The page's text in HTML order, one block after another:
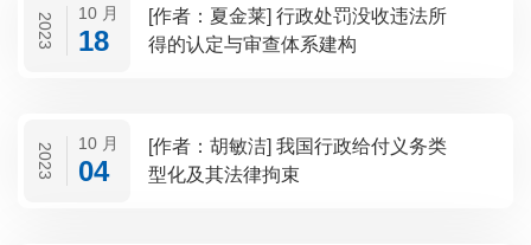
2023 10 月
18
[作者：夏金莱] 行政处罚没收违法所
得的认定与审查体系建构
2023 10 月
04
[作者：胡敏洁] 我国行政给付义务类
型化及其法律拘束